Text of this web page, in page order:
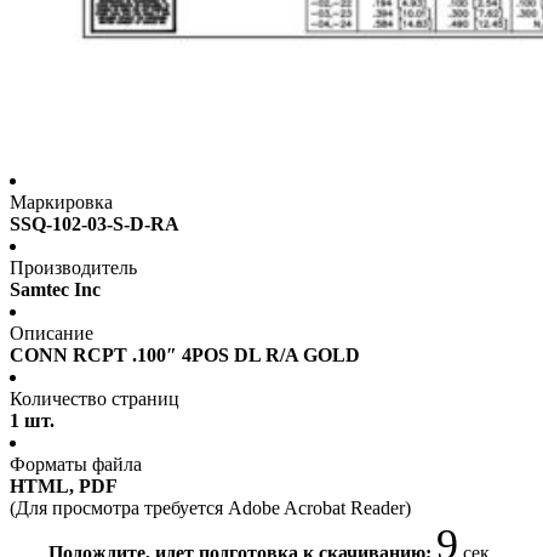
Маркировка
SSQ-102-03-S-D-RA
Производитель
Samtec Inc
Описание
CONN RCPT .100″ 4POS DL R/A GOLD
Количество страниц
1 шт.
Форматы файла
HTML, PDF
(Для просмотра требуется Adobe Acrobat Reader)
9